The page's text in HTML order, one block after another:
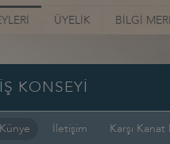
ÜYELİK BİLGİ
KONSEYİ
Künye İletişim Karşı